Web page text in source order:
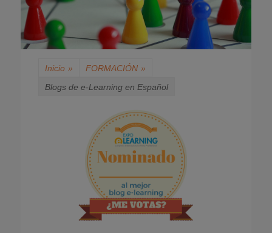
Inicio » FORMACIÓN »
Blogs de e-Learning en Español